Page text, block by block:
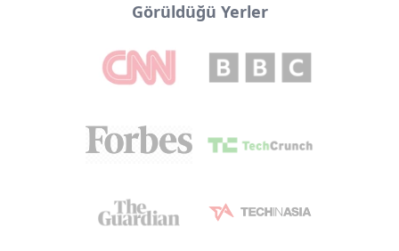
Görüldüğü Yerler